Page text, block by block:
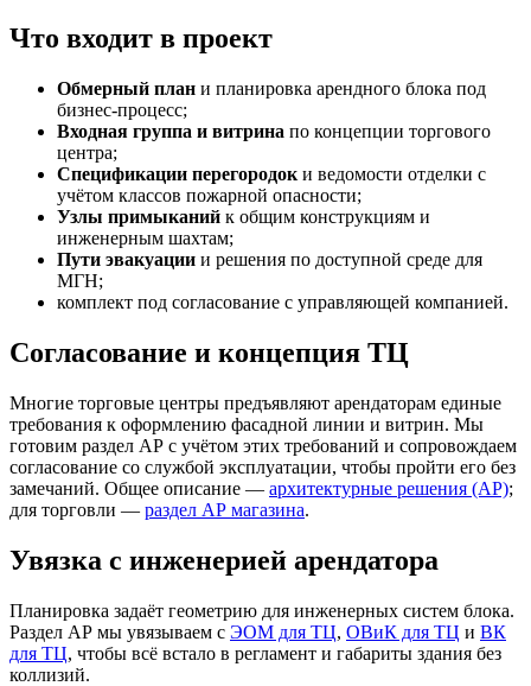
Что входит в проект
Обмерный план и планировка арендного блока под
бизнес-процесс;
Входная группа и витрина по концепции торгового
центра;
Спецификации перегородок и ведомости отделки с
учётом классов пожарной опасности;
Узлы примыканий к общим конструкциям и
инженерным шахтам;
Пути эвакуации и решения по доступной среде для
МГН;
комплект под согласование с управляющей компанией.
Согласование и концепция ТЦ
Многие торговые центры предъявляют арендаторам единые
требования к оформлению фасадной линии и витрин. Мы
готовим раздел АР с учётом этих требований и сопровождаем
согласование со службой эксплуатации, чтобы пройти его без
замечаний. Общее описание — архитектурные решения (АР);
для торговли — раздел АР магазина.
Увязка с инженерией арендатора
Планировка задаёт геометрию для инженерных систем блока.
Раздел АР мы увязываем с ЭОМ для ТЦ, ОВиК для ТЦ и ВК
для ТЦ, чтобы всё встало в регламент и габариты здания без
коллизий.